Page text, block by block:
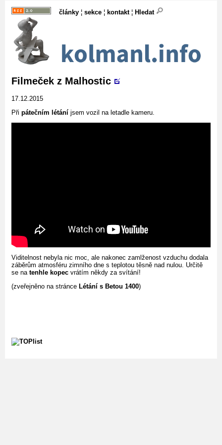
články ¦ sekce ¦ kontakt¦ Hledat
Filmeček z Malhostic
17.12.2015
Při pátečním létání jsem vozil na letadle kameru.
Viditelnost nebyla nic moc, ale nakonec zamlženost vzduchu dodala
záběrům atmosféru zimního dne s teplotou těsně nad nulou. Určitě
se na tenhle kopec vrátím někdy za svítání!
(zveřejněno na stránce Létání s Betou 1400)